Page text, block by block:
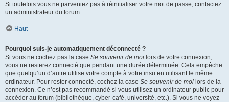
Si toutefois vous ne parveniez pas à réinitialiser votre mot de passe, contactez
un administrateur du forum.
Haut
Pourquoi suis-je automatiquement déconnecté ?
Si vous ne cochez pas la case Se souvenir de moi lors de votre connexion,
vous ne resterez connecté que pendant une durée déterminée. Cela empêche
que quelqu’un d’autre utilise votre compte à votre insu en utilisant le même
ordinateur. Pour rester connecté, cochez la case Se souvenir de moi lors de la
connexion. Ce n’est pas recommandé si vous utilisez un ordinateur public pour
accéder au forum (bibliothèque, cyber-café, université, etc.). Si vous ne voyez